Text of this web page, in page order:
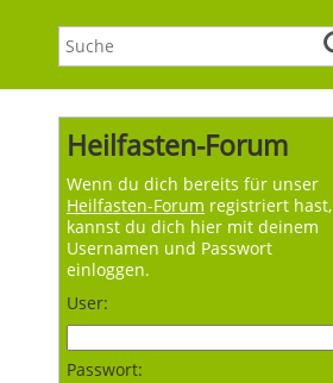
Heilfasten-Forum
Wenn du dich bereits für unser
Heilfasten-Forum registriert hast,
kannst du dich hier mit deinem
Usernamen und Passwort
einloggen.
User:
Passwort: